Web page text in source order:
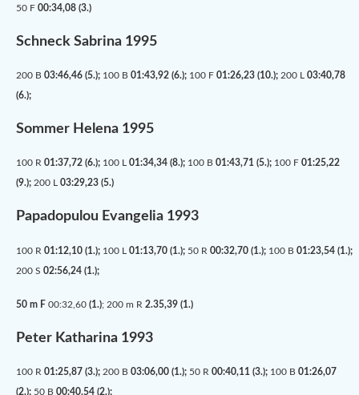
50 F 00:34,08 (3.)
Schneck Sabrina 1995
200 B 03:46,46 (5.); 100 B 01:43,92 (6.); 100 F 01:26,23 (10.); 200 L 03:40,78
(6.);
Sommer Helena 1995
100 R 01:37,72 (6.); 100 L 01:34,34 (8.); 100 B 01:43,71 (5.); 100 F 01:25,22
(9.); 200 L 03:29,23 (5.)
Papadopulou Evangelia 1993
100 R 01:12,10 (1.); 100 L 01:13,70 (1.); 50 R 00:32,70 (1.); 100 B 01:23,54 (1.);
200 S 02:56,24 (1.);
50 m F 00:32,60 (1.); 200 m R 2.35,39 (1.)
Peter Katharina 1993
100 R 01:25,87 (3.); 200 B 03:06,00 (1.); 50 R 00:40,11 (3.); 100 B 01:26,07
(2.); 50 B 00:40,54 (2.);